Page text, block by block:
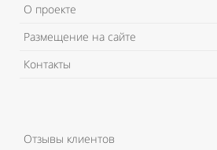
О проекте
Размещение на сайте
Контакты
Отзывы клиентов